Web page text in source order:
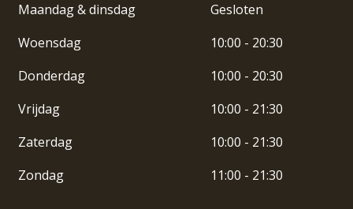
Maandag & dinsdag
Gesloten
Woensdag
10:00 - 20:30
Donderdag
10:00 - 20:30
Vrijdag
10:00 - 21:30
Zaterdag
10:00 - 21:30
Zondag
11:00 - 21:30